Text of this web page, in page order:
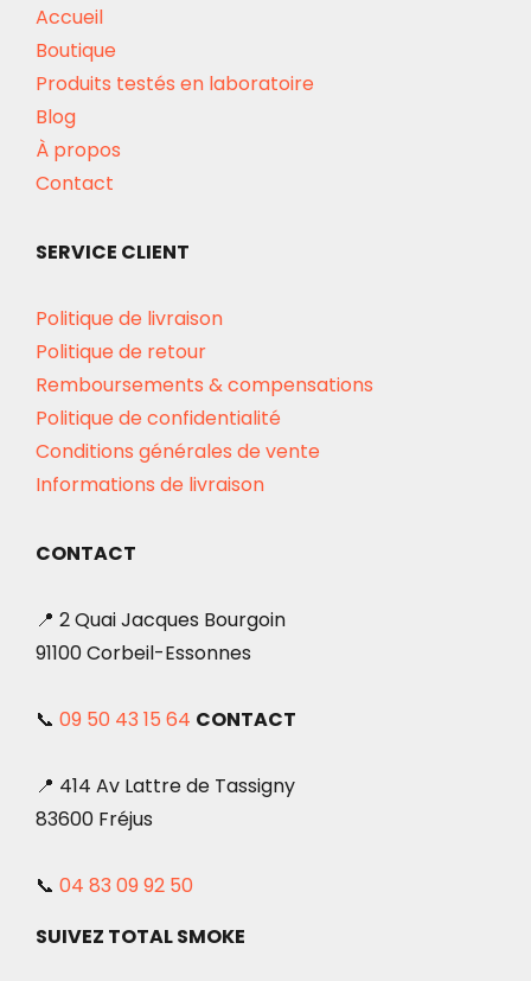
Accueil
Boutique
Produits testés en laboratoire
Blog
À propos
Contact
SERVICE CLIENT
Politique de livraison
Politique de retour
Remboursements & compensations
Politique de confidentialité
Conditions générales de vente
Informations de livraison
CONTACT
📍 2 Quai Jacques Bourgoin
91100 Corbeil-Essonnes
📞 09 50 43 15 64 CONTACT
📍 414 Av Lattre de Tassigny
83600 Fréjus
📞 04 83 09 92 50
SUIVEZ TOTAL SMOKE